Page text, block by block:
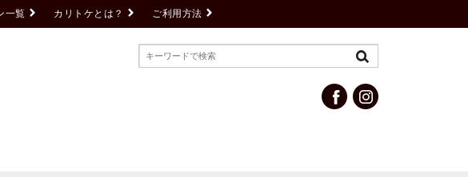
一覧 カリトケとは？ ご利用方法